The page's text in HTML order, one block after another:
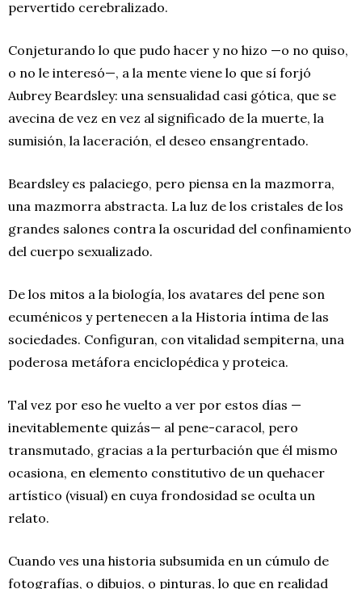
pervertido cerebralizado.
Conjeturando lo que pudo hacer y no hizo —o no quiso,
o no le interesó—, a la mente viene lo que sí forjó
Aubrey Beardsley: una sensualidad casi gótica, que se
avecina de vez en vez al significado de la muerte, la
sumisión, la laceración, el deseo ensangrentado.
Beardsley es palaciego, pero piensa en la mazmorra,
una mazmorra abstracta. La luz de los cristales de los
grandes salones contra la oscuridad del confinamiento
del cuerpo sexualizado.
De los mitos a la biología, los avatares del pene son
ecuménicos y pertenecen a la Historia íntima de las
sociedades. Configuran, con vitalidad sempiterna, una
poderosa metáfora enciclopédica y proteica.
Tal vez por eso he vuelto a ver por estos días —
inevitablemente quizás— al pene-caracol, pero
transmutado, gracias a la perturbación que él mismo
ocasiona, en elemento constitutivo de un quehacer
artístico (visual) en cuya frondosidad se oculta un
relato.
Cuando ves una historia subsumida en un cúmulo de
fotografías, o dibujos, o pinturas, lo que en realidad